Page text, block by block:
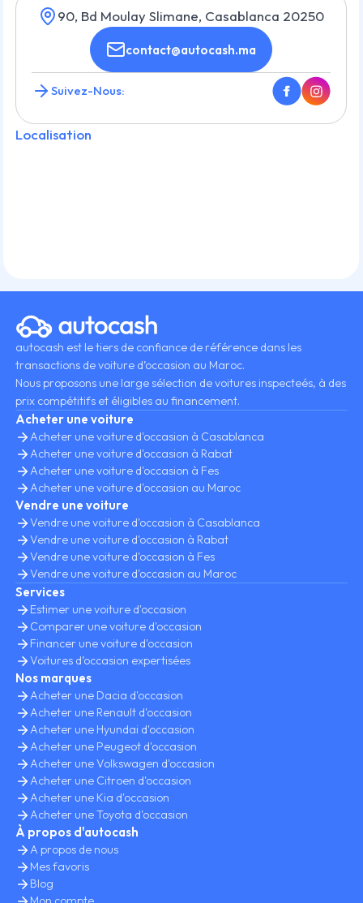
90, Bd Moulay Slimane, Casablanca 20250
contact@autocash.ma
Suivez-Nous:
Localisation
autocash est le tiers de confiance de référence dans les
transactions de voiture d’occasion au Maroc.
Nous proposons une large sélection de voitures inspecteés, à des
prix compétitifs et éligibles au financement.
Acheter une voiture
Acheter une voiture d'occasion à Casablanca
Acheter une voiture d'occasion à Rabat
Acheter une voiture d'occasion à Fes
Acheter une voiture d'occasion au Maroc
Vendre une voiture
Vendre une voiture d'occasion à Casablanca
Vendre une voiture d'occasion à Rabat
Vendre une voiture d'occasion à Fes
Vendre une voiture d'occasion au Maroc
Services
Estimer une voiture d'occasion
Comparer une voiture d'occasion
Financer une voiture d'occasion
Voitures d’occasion expertisées
Nos marques
Acheter une Dacia d'occasion
Acheter une Renault d'occasion
Acheter une Hyundai d'occasion
Acheter une Peugeot d'occasion
Acheter une Volkswagen d'occasion
Acheter une Citroen d'occasion
Acheter une Kia d'occasion
Acheter une Toyota d'occasion
À propos d'autocash
A propos de nous
Mes favoris
Blog